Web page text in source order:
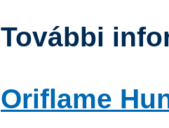
További
Oriflame